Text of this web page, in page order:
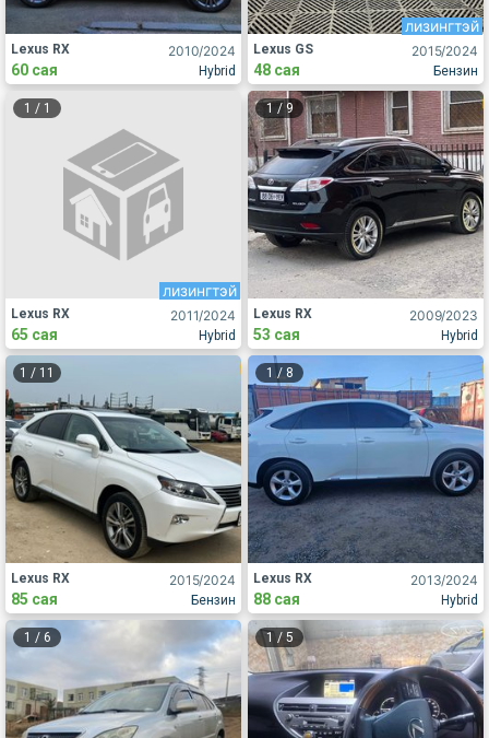
2010/2024
Hybrid
Lexus RX
60 сая
2015/2024
Бензин
лизингтэй
Lexus GS
48 сая
1 / 1
2011/2024
Hybrid
лизингтэй
Lexus RX
65 сая
1 / 9
2009/2023
Hybrid
Lexus RX
53 сая
1 / 11
2015/2024
Бензин
Lexus RX
85 сая
1 / 8
2013/2024
Hybrid
Lexus RX
88 сая
1 / 6 1 / 5